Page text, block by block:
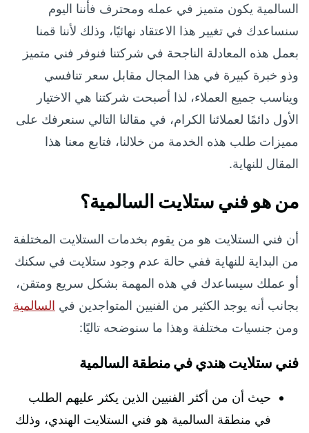
السالمية يكون متميز في عمله ومحترف فأننا اليوم
سنساعدك في تغيير هذا الاعتقاد نهائيًا، وذلك لأننا قمنا
بعمل هذه المعادلة الناجحة في شركتنا فنوفر فني متميز
وذو خبرة كبيرة في هذا المجال مقابل سعر تنافسي
ويناسب جميع العملاء، لذا أصبحت شركتنا هي الاختيار
الأول دائمًا لعملائنا الكرام، في مقالنا التالي سنعرفك على
مميزات طلب هذه الخدمة من خلالنا، فتابع معنا هذا
المقال للنهاية.
من هو فني ستلايت السالمية؟
أن فني الستلايت هو من يقوم بخدمات الستلايت المختلفة
من البداية للنهاية ففي حالة عدم وجود ستلايت في سكنك
أو عملك سيساعدك في هذه المهمة بشكل سريع ومتقن،
بجانب أنه يوجد الكثير من الفنيين المتواجدين في السالمية
ومن جنسيات مختلفة وهذا ما سنوضحه تاليًا:
فني ستلايت هندي في منطقة السالمية
حيث أن من أكثر الفنيين الذين يكثر عليهم الطلب
في منطقة السالمية هو فني الستلايت الهندي، وذلك